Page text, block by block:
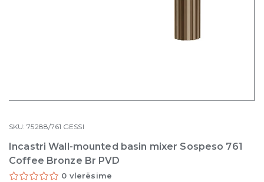
SKU:75288/761 GESSI
Incastri Wall-mounted basin mixer Sospeso 761
Coffee Bronze Br PVD
0 vlerësime